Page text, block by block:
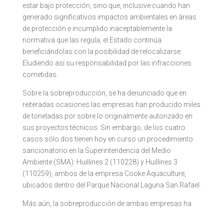
estar bajo protección, sino que, inclusive cuando han
generado significativos impactos ambientales en áreas
de protección e incumplido inaceptablemente la
normativa que las regula, el Estado continúa
beneficiándolas con la posibilidad de relocalizarse.
Eludiendo así su responsabilidad por las infracciones
cometidas.
Sobre la sobreproducción, se ha denunciado que en
reiteradas ocasiones las empresas han producido miles
de toneladas por sobre lo originalmente autorizado en
sus proyectos técnicos. Sin embargo, de los cuatro
casos sólo dos tienen hoy en curso un procedimiento
sancionatorio en la Superintendencia del Medio
Ambiente (SMA): Huillines 2 (110228) y Huillines 3
(110259), ambos de la empresa Cooke Aquaculture,
ubicados dentro del Parque Nacional Laguna San Rafael.
Más aún, la sobreproducción de ambas empresas ha